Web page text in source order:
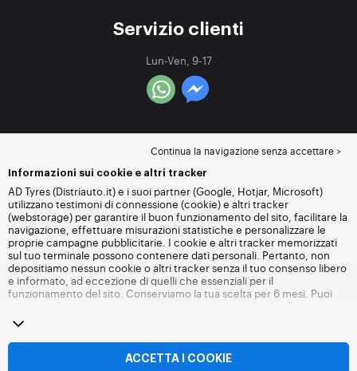
Servizio clienti
Lun-Ven, 9-17
Continua la navigazione senza accettare >
Informazioni sui cookie e altri tracker
AD Tyres (Distriauto.it) e i suoi partner (Google, Hotjar, Microsoft)
utilizzano testimoni di connessione (cookie) e altri tracker
(webstorage) per garantire il buon funzionamento del sito, facilitare la
navigazione, effettuare misurazioni statistiche e personalizzare le
proprie campagne pubblicitarie. I cookie e altri tracker memorizzati
sul tuo terminale possono contenere dati personali. Pertanto, non
depositiamo nessun cookie o altri tracker senza il tuo consenso libero
e informato, ad eccezione di quelli che essenziali per il
funzionamento del sito. Conserviamo la tua scelta per 6 mesi. Puoi
revocare il tuo consenso in qualsiasi momento andando alla
dei cookie e altri tracker
senza accettare il deposito di cookie o altri tracker. Il rifiuto non
impedisce l'accesso ai servizi Distriauto.it. Per maggiori informazioni,
altri tracker .
ACCETTA I COOKIE